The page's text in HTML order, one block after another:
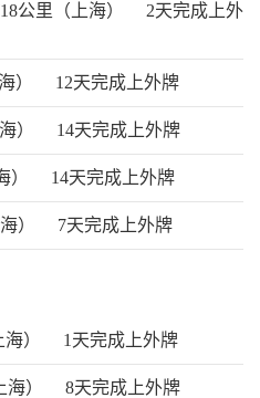
公里（上海）
2天完成上外
） 12天完成上外牌
） 14天完成上外牌
） 14天完成上外牌
） 7天完成上外牌
） 1天完成上外牌
） 8天完成上外牌